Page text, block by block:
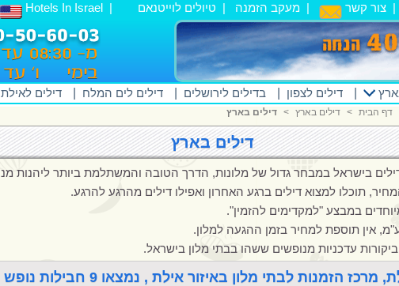
Hotels In Israel | טיולים לוייטנאם | מעקב הזמנה | צור קשר |
דילים לאילת דילים לים המלח בדילים לירושלים דילים לצפון
דילים בארץ < דילים בארץ < דף הבית
דילים בארץ
במבצע "למקדימים להזמין".
אין תוספת למחיר בזמן ההגעה למלון.
עדכניות מנופשים ששהו בבתי מלון בישראל.
הזמנות לבתי מלון באיזור אילת , נמצאו 9 חבילות נופש לאילת